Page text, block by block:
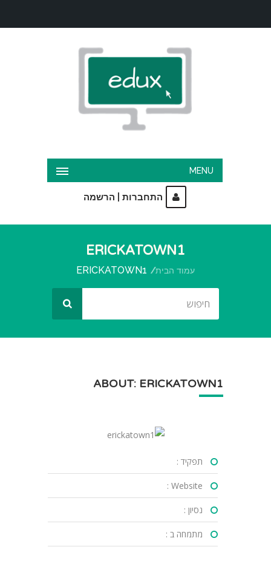
MENU
התחברות הרשמה
ERICKATOWN1
עמוד הבית ERICKATOWN1
ABOUT: ERICKATOWN1
תפקיד :
Website :
נסיון :
מתמחה ב :